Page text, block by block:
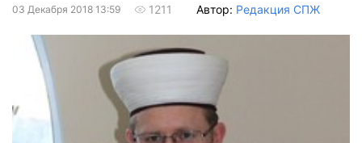
03 Декабря 2018 13:59 1211 Автор: Редакция СПЖ